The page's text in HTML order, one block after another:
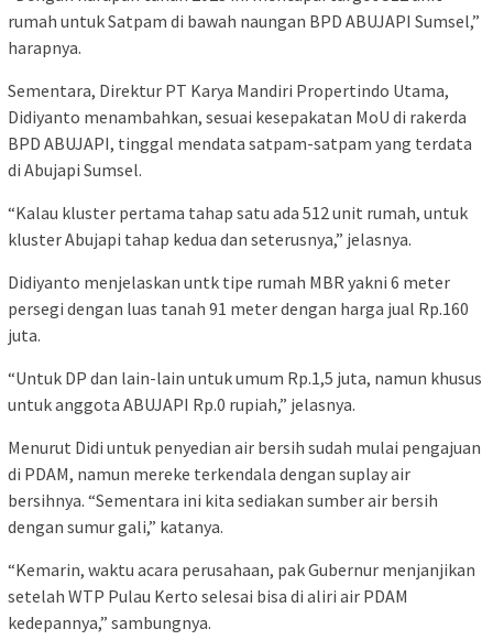
rumah untuk Satpam di bawah naungan BPD ABUJAPI Sumsel,”
harapnya.
Sementara, Direktur PT Karya Mandiri Propertindo Utama,
Didiyanto menambahkan, sesuai kesepakatan MoU di rakerda
BPD ABUJAPI, tinggal mendata satpam-satpam yang terdata
di Abujapi Sumsel.
“Kalau kluster pertama tahap satu ada 512 unit rumah, untuk
kluster Abujapi tahap kedua dan seterusnya,” jelasnya.
Didiyanto menjelaskan untk tipe rumah MBR yakni 6 meter
persegi dengan luas tanah 91 meter dengan harga jual Rp.160
juta.
“Untuk DP dan lain-lain untuk umum Rp.1,5 juta, namun khusus
untuk anggota ABUJAPI Rp.0 rupiah,” jelasnya.
Menurut Didi untuk penyedian air bersih sudah mulai pengajuan
di PDAM, namun mereke terkendala dengan suplay air
bersihnya. “Sementara ini kita sediakan sumber air bersih
dengan sumur gali,” katanya.
“Kemarin, waktu acara perusahaan, pak Gubernur menjanjikan
setelah WTP Pulau Kerto selesai bisa di aliri air PDAM
kedepannya,” sambungnya.